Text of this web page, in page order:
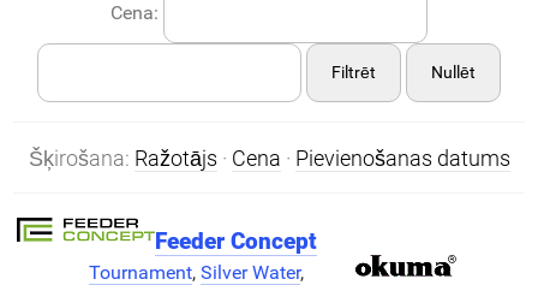
Cena:
Filtrēt Nullēt
Šķirošana: Ražotājs · Cena · Pievienošanas datums
Feeder Concept
Tournament, Silver Water,